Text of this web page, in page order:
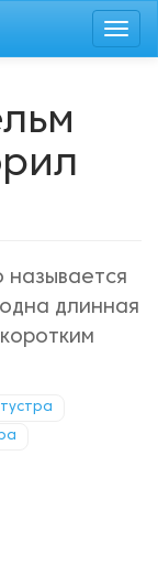
называется
длинная